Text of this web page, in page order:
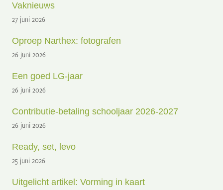
Vaknieuws
27 juni 2026
Oproep Narthex: fotografen
26 juni 2026
Een goed LG-jaar
26 juni 2026
Contributie-betaling schooljaar 2026-2027
26 juni 2026
Ready, set, levo
25 juni 2026
Uitgelicht artikel: Vorming in kaart